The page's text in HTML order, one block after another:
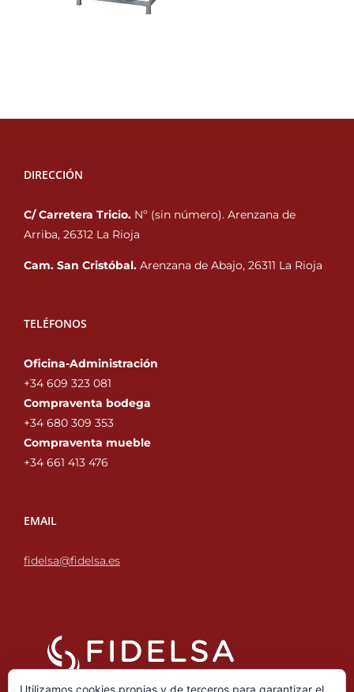
DIRECCIÓN
C/ Carretera Tricio. Nº (sin número). Arenzana de
Arriba, 26312 La Rioja
Cam. San Cristóbal. Arenzana de Abajo, 26311 La Rioja
TELÉFONOS
Oficina-Administración
+34 609 323 081
Compraventa bodega
+34 680 309 353‬
Compraventa mueble
+34 661 413 476‬
EMAIL
fidelsa@fidelsa.es
Utilizamos cookies propias y de terceros para garantizar el